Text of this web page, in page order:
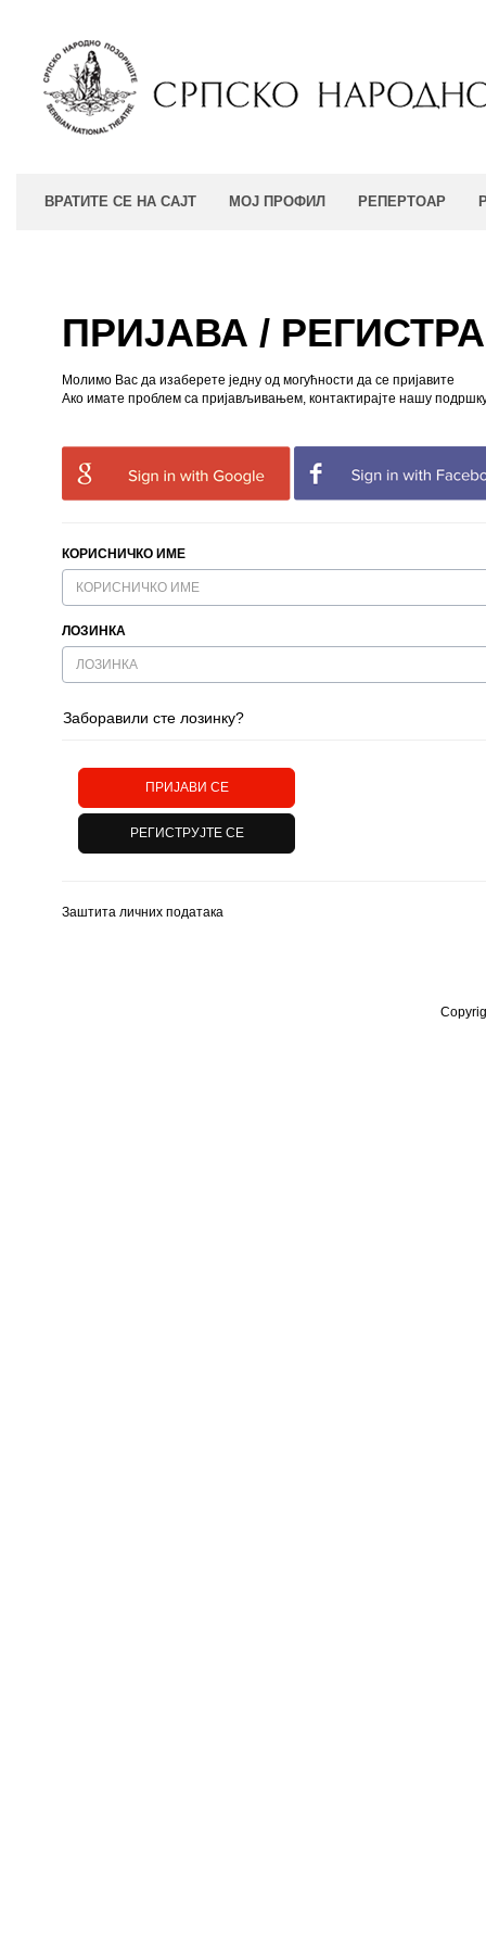
ВРАТИТЕ СЕ НА САЈТ МОЈ ПРОФИЛ РЕПЕРТОАР
ПРИЈАВА /
Молимо Вас да изаберете једну од могућности да се пријавите
Ако имате проблем са пријављивањем, контактирајте нашу
КОРИСНИЧКО ИМЕ
ЛОЗИНКА
Заборавили сте лозинку?
Заштита личних података